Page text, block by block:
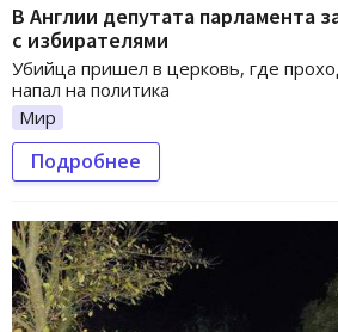
В Англии депутата парламента
с избирателями
Убийца пришел в церковь, где
напал на политика
Мир
Подробнее